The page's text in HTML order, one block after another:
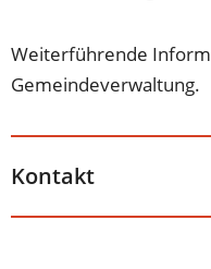
Weiterführende
Gemeindeverwaltung.
Kontakt